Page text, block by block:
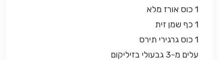
1 כוס אורז מלא
1 כף שמן זית
1 כוס גרגירי תירס
עלים מ-3 גבעולי בזיליקום